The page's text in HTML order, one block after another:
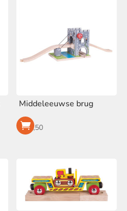
Middeleeuwse brug
€32,50